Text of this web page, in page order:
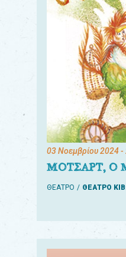
03 Νοεμβρίου 2024-
ΜΟΤΣΑΡΤ, Ο
ΘΕΑΤΡΟ ΘΕΑΤΡΟ